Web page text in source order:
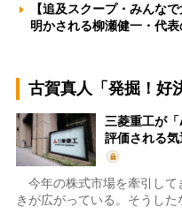
【追及スクープ・みんな
明かされる柳瀬健一・代
古賀真人「発掘！好
三菱重工が
評価される
今年の株式市場を牽引して
きが広がっている。そうした